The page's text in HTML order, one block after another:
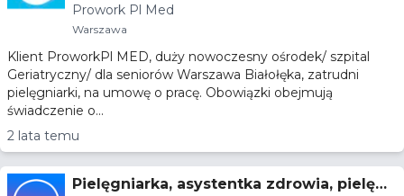
Prowork Pl Med
Warszawa
Klient ProworkPl MED, duży nowoczesny ośrodek/ szpital
Geriatryczny/ dla seniorów Warszawa Białołęka, zatrudni
pielęgniarki, na umowę o pracę. Obowiązki obejmują
świadczenie o...
2 lata temu
Pielęgniarka, asystentka zdrowia, pielęgn